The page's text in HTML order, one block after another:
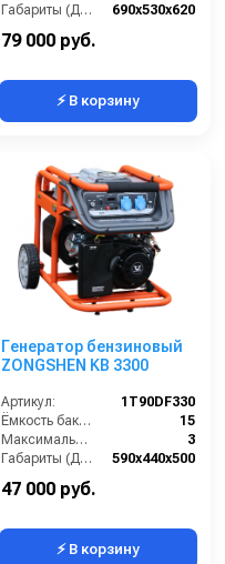
Габариты (ДхШхВ):
690х530х620
79 000 руб.
⚡ В корзину
Генератор бензиновый
ZONGSHEN KB 3300
Артикул:
1T90DF330
Ёмкость бака (л):
15
Максимальная мощность (кВА):
3
Габариты (ДхШхВ):
590х440х500
Количество фаз:
47 000 руб.
⚡ В корзину